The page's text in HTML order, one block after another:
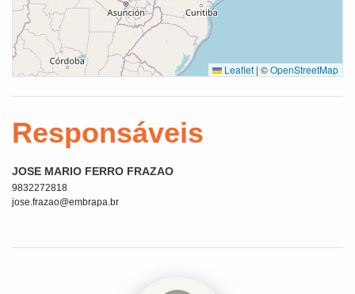
Leaflet | ©OpenStreetMap
Responsáveis
JOSE MARIO FERRO FRAZAO
9832272818
jose.frazao@embrapa.br